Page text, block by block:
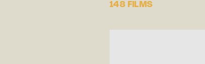
148 FILMS